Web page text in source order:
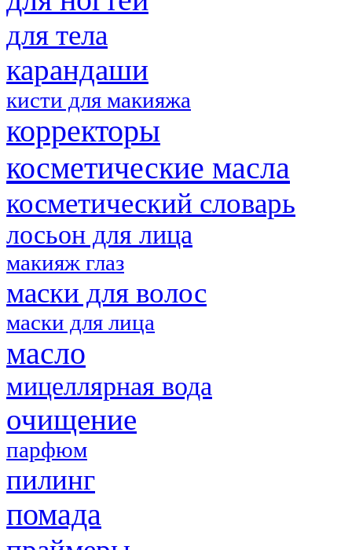
для тела
карандаши
кисти для макияжа
корректоры
косметические масла
косметический словарь
лосьон для лица
макияж глаз
маски для волос
маски для лица
масло
мицеллярная вода
очищение
парфюм
пилинг
помада